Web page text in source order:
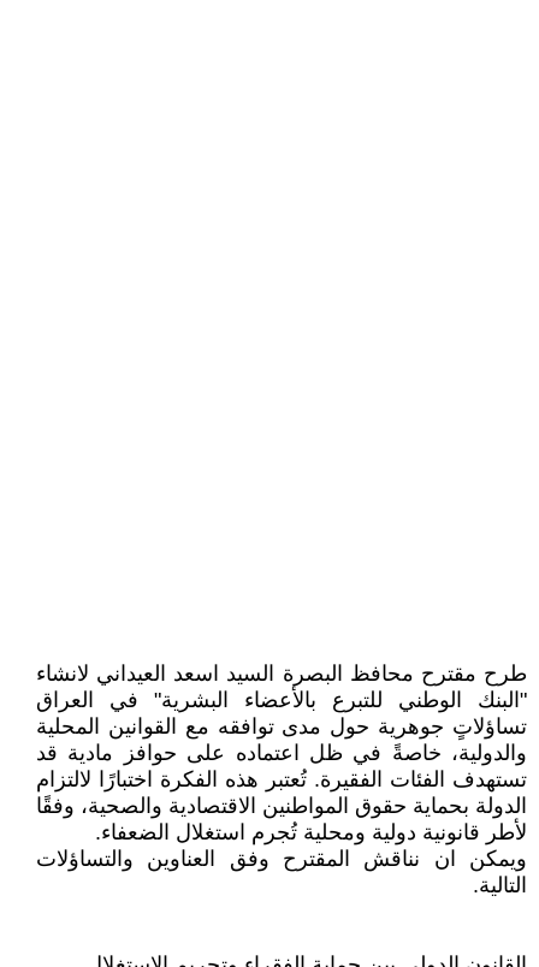
طرح مقترح محافظ البصرة السيد اسعد العيداني لانشاء
"البنك الوطني للتبرع بالأعضاء البشرية" في العراق
تساؤلاتٍ جوهرية حول مدى توافقه مع القوانين المحلية
والدولية، خاصةً في ظل اعتماده على حوافز مادية قد
تستهدف الفئات الفقيرة. تُعتبر هذه الفكرة اختبارًا لالتزام
الدولة بحماية حقوق المواطنين الاقتصادية والصحية، وفقًا
لأطر قانونية دولية ومحلية تُجرم استغلال الضعفاء.
ويمكن ان نناقش المقترح وفق العناوين والتساؤلات
التالية.